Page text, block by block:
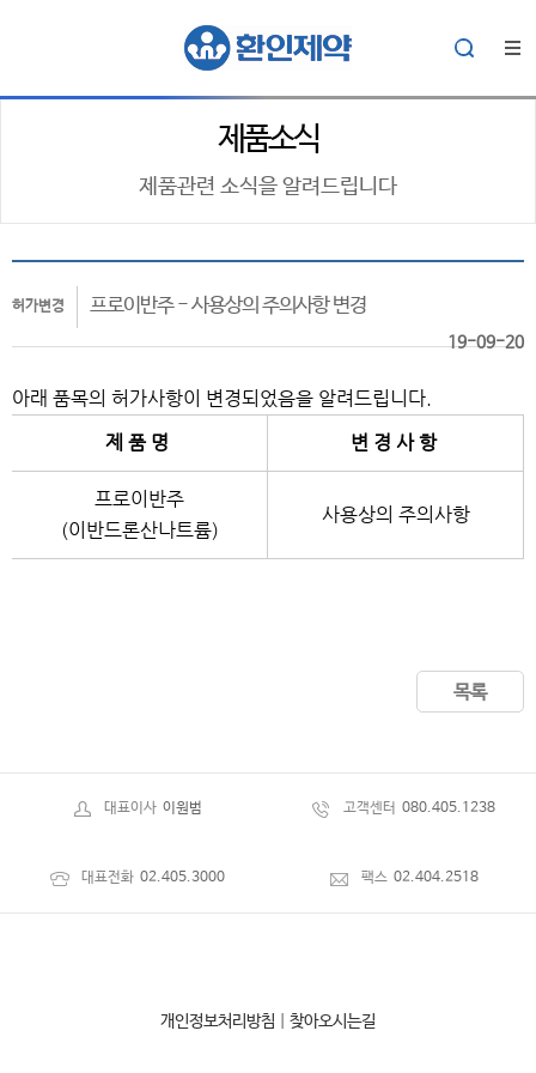
제품소식
제품관련 소식을 알려드립니다
허가변경 프로이반주 - 사용상의 주의사항 변경
19-09-20
아래 품목의 허가사항이 변경되었음을 알려드립니다.
제 품 명
변 경 사 항
프로이반주
(이반드론산나트륨)
사용상의 주의사항
목록
대표이사 이원범 고객센터 080.405.1238
대표전화 02.405.3000 팩스 02.404.2518
개인정보처리방침 찾아오시는길